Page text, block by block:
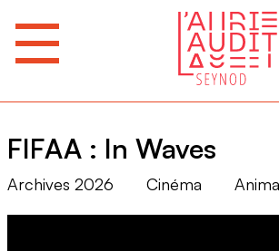
FIFAA : In Waves
Archives 2026 Cinéma